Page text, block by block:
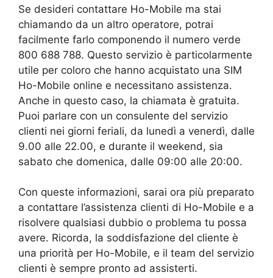
Se desideri contattare Ho-Mobile ma stai
chiamando da un altro operatore, potrai
facilmente farlo componendo il numero verde
800 688 788. Questo servizio è particolarmente
utile per coloro che hanno acquistato una SIM
Ho-Mobile online e necessitano assistenza.
Anche in questo caso, la chiamata è gratuita.
Puoi parlare con un consulente del servizio
clienti nei giorni feriali, da lunedì a venerdì, dalle
9.00 alle 22.00, e durante il weekend, sia
sabato che domenica, dalle 09:00 alle 20:00.
Con queste informazioni, sarai ora più preparato
a contattare l’assistenza clienti di Ho-Mobile e a
risolvere qualsiasi dubbio o problema tu possa
avere. Ricorda, la soddisfazione del cliente è
una priorità per Ho-Mobile, e il team del servizio
clienti è sempre pronto ad assisterti.